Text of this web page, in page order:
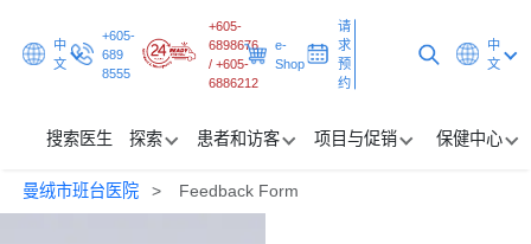
中
文
+605-
689
8555
+605-
6898676
/ +605-
6886212
e-
Shop
请
求
预
约
中
文
搜索医生 探索 患者和访客 项目与促销 保健中心
曼绒市班台医院 Feedback Form